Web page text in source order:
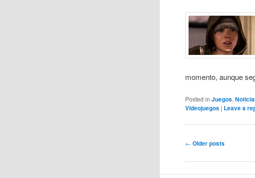
momento, aunque
Posted in Juegos,
Videojuegos | Leave a
Post
← Older posts